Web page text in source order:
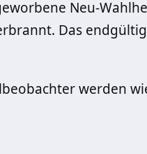
Neu-
Das
werden